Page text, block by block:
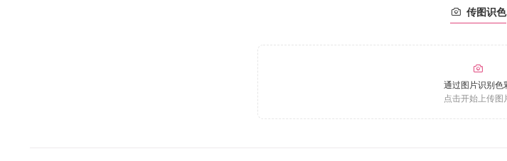
传图识色
通过图片识别色
点击开始上传图